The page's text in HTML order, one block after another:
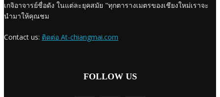
เกจิอาจารย์ชื่อดัง ในแต่ละยุคสมัย "ทุกตารางเมตรของเชียงใหม่เราจะ
นำมาให้คุณชม
Contact us: ติดต่อ At-chiangmai.com
FOLLOW US